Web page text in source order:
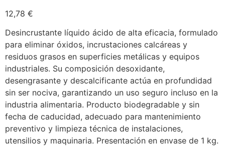
12,78 €
Desincrustante líquido ácido de alta eficacia, formulado
para eliminar óxidos, incrustaciones calcáreas y
residuos grasos en superficies metálicas y equipos
industriales. Su composición desoxidante,
desengrasante y descalcificante actúa en profundidad
sin ser nociva, garantizando un uso seguro incluso en la
industria alimentaria. Producto biodegradable y sin
fecha de caducidad, adecuado para mantenimiento
preventivo y limpieza técnica de instalaciones,
utensilios y maquinaria. Presentación en envase de 1 kg.